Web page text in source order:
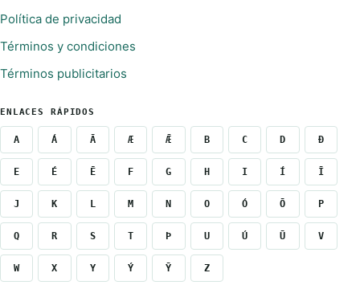
Política de privacidad
Términos y condiciones
Términos publicitarios
ENLACES RÁPIDOS
A Á Ā Æ Ǣ B C D Ð
E É Ē F G H I Í Ī
J K L M N O Ó Ō P
Q R S T Þ U Ú Ū V
W X Y Ý Ȳ Z